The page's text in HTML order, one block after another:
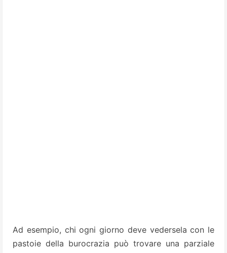
Ad esempio, chi ogni giorno deve vedersela con le
pastoie della burocrazia può trovare una parziale